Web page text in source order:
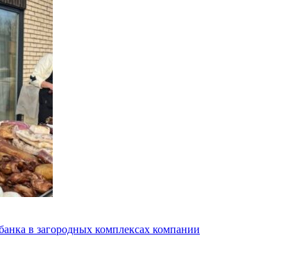
в загородных комплексах компании